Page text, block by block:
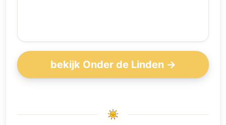
bekijk Onder de Linden →